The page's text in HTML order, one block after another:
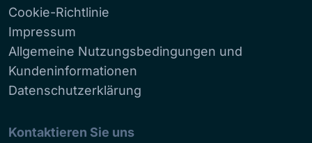
Cookie-Richtlinie
Impressum
Allgemeine Nutzungsbedingungen und
Kundeninformationen
Datenschutzerklärung
Kontaktieren Sie uns